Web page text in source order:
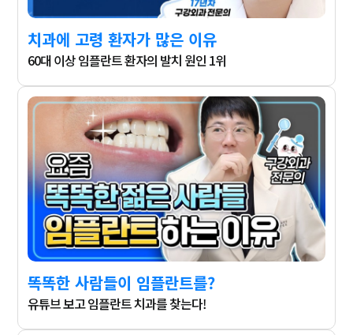
치과에 고령 환자가 많은 이유
60대 이상 임플란트 환자의 발치 원인 1위
똑똑한 사람들이 임플란트를?
유튜브 보고 임플란트 치과를 찾는다!